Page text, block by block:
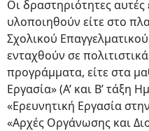
Οι δραστηριότητες αυτές
υλοποιηθούν είτε στο
Σχολικού
ενταχθούν σε
προγράμματα, είτε στα
Εργασία» (Α’ και Β’ τάξη
«Ερευνητική Εργασία
«Αρχές Οργάνωσης και